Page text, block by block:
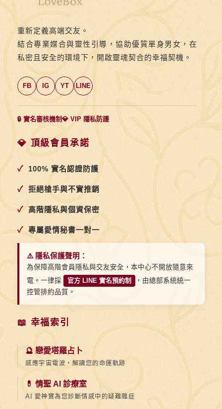
重新定義高端交友。
結合專業媒合與靈性引導，協助優質單身男女，在
私密且安全的環境下，開啟靈魂契合的幸福契機。
FB IG YT LINE
🔒 實名審核機制💎 VIP 隱私防護
💎 頂級會員承諾
✓ 100% 實名認證防護
✓ 拒絕槍手與不實推銷
✓ 高階隱私與個資保密
✓ 專屬愛情秘書一對一
⚠️ 隱私保護聲明：
為保障高階會員隱私與交友安全，本中心不開放隨意來
電。一律採
官方 LINE 實名預約制
，由總部系統統一
控管排約品質。
📖 幸福索引
🔮 戀愛塔羅占卜
感應宇宙電波，解讀您的命運軌跡
💊 情聖 AI 診療室
AI 愛神寶為您診斷情感中的疑難雜症